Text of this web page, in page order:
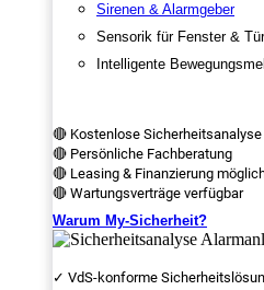
Sirenen & Alarmgeber
Sensorik für Fenster &
Intelligente
🔴 Kostenlose Sicherheitsanalyse
🔴 Persönliche Fachberatung
🔴 Leasing & Finanzierung
🔴 Wartungsverträge verfügbar
Warum My-Sicherheit?
✓ VdS-konforme